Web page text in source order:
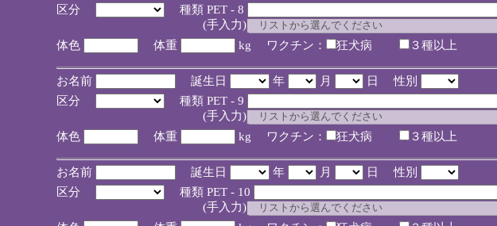
区分
種類 PET - 8
(手入力)
体色
体重 kg ワクチン： 狂犬病 ３種以上
お名前 誕生日 年 月
日 性別
区分
種類 PET - 9
(手入力)
体色
体重 kg ワクチン： 狂犬病 ３種以上
お名前 誕生日 年 月
日 性別
区分
種類 PET - 10
(手入力)